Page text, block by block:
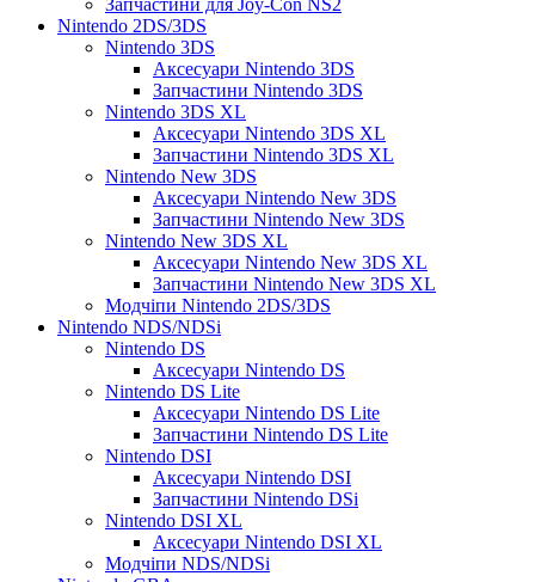
Nintendo 2DS/3DS
Nintendo 3DS
Аксесуари Nintendo 3DS
Запчастини Nintendo 3DS
Nintendo 3DS XL
Аксесуари Nintendo 3DS XL
Запчастини Nintendo 3DS XL
Nintendo New 3DS
Аксесуари Nintendo New 3DS
Запчастини Nintendo New 3DS
Nintendo New 3DS XL
Аксесуари Nintendo New 3DS XL
Запчастини Nintendo New 3DS XL
Модчіпи Nintendo 2DS/3DS
Nintendo NDS/NDSi
Nintendo DS
Аксесуари Nintendo DS
Nintendo DS Lite
Аксесуари Nintendo DS Lite
Запчастини Nintendo DS Lite
Nintendo DSI
Аксесуари Nintendo DSI
Запчастини Nintendo DSi
Nintendo DSI XL
Аксесуари Nintendo DSI XL
Модчіпи NDS/NDSi